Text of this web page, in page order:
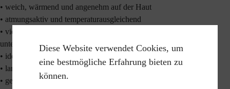
• weich, wärmend und angenehm auf der Haut
• atmungsaktiv und temperaturausgleichend
• vielseitig einsetzbar im Kinderzimmer, auf dem Sofa, im Bett und
unterwegs
• ideal zum Kuscheln, Spielen, Ausruhen und Reisen
• langlebige Qualität für viele Jahre
• gefertigt mit Erfahrung und Sorgfalt in Österreich
Diese Website verwendet Cookies, um
eine bestmögliche Erfahrung bieten zu
können.